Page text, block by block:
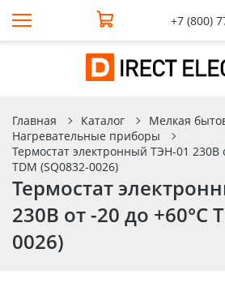
+7 (800)
Главная Каталог
Мелкая
Нагревательные приборы
Термостат электронный ТЭН-01 230В
TDM (SQ0832-0026)
Термостат
230В от -20 до +60°C
0026)